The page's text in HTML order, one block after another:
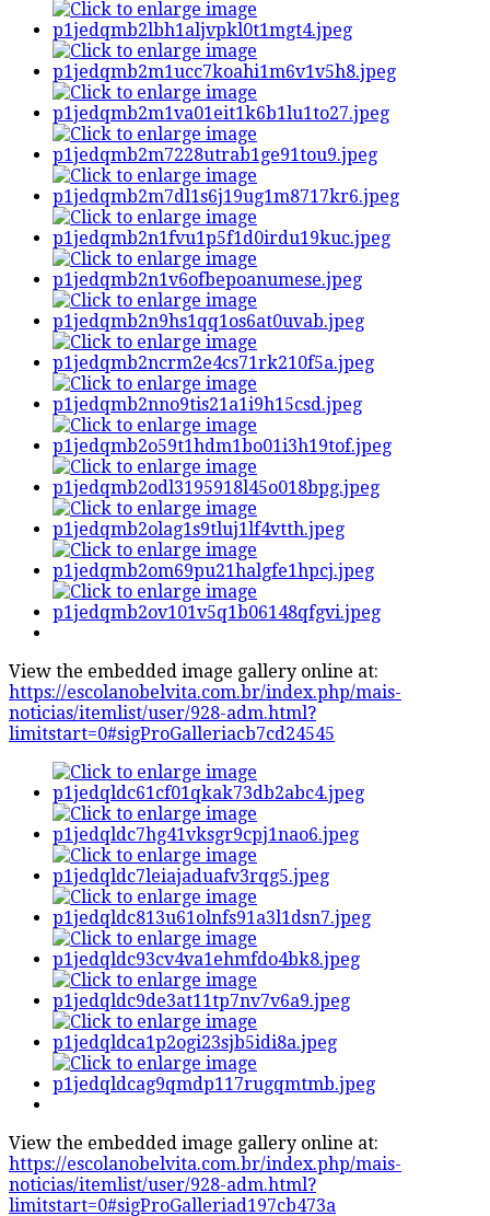
View the embedded image gallery online at:
https://escolanobelvita.com.br/index.php/mais-
noticias/itemlist/user/928-adm.html?
limitstart=0#sigProGalleriacb7cd24545
View the embedded image gallery online at:
https://escolanobelvita.com.br/index.php/mais-
noticias/itemlist/user/928-adm.html?
limitstart=0#sigProGalleriad197cb473a